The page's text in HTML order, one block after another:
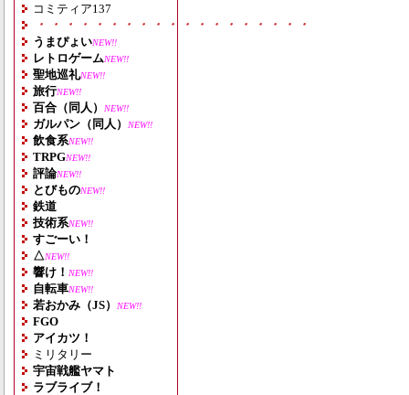
コミティア137
・・・・・・・・・・・・・・・・・・・
うまぴょいNEW!!
レトロゲームNEW!!
聖地巡礼NEW!!
旅行NEW!!
百合（同人） NEW!!
ガルパン（同人） NEW!!
飲食系NEW!!
TRPGNEW!!
評論NEW!!
とびものNEW!!
鉄道
技術系NEW!!
すごーい！
△NEW!!
響け！ NEW!!
自転車NEW!!
若おかみ（JS） NEW!!
FGO
アイカツ！
ミリタリー
宇宙戦艦ヤマト
ラブライブ！